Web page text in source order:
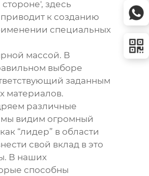
здесь
к созданию
специальных
массой. В
выборе
заданным
материалов.
различные
мы видим огромный
“лидер” в области
свой вклад в это
В наших
способны